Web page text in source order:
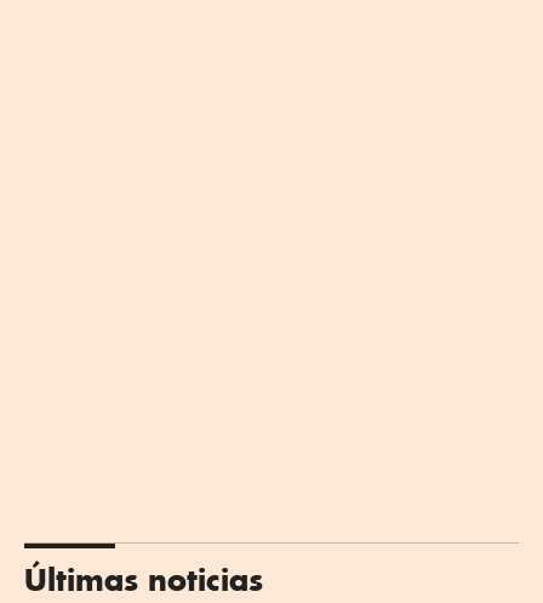
Últimas noticias